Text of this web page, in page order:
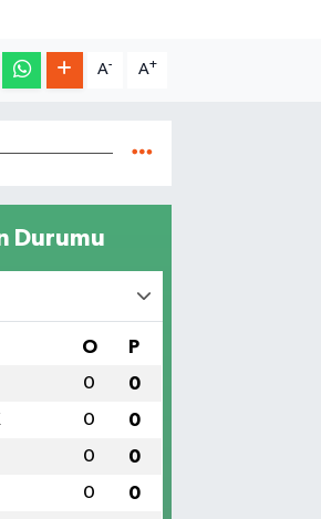
A- A+
Durumu
O P
0 0
0 0
0 0
0 0